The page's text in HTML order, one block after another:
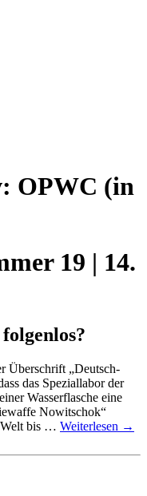
OPWC (in
19 | 14.
Überschrift „Deutsch-
das Speziallabor der
Wasserflasche eine
Nowitschok“
Welt bis … Weiterlesen →